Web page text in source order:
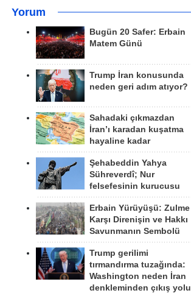
Yorum
Bugün 20 Safer: Erbain
Matem Günü
Trump İran konusunda
neden geri adım atıyor?
Sahadaki çıkmazdan
İran’ı karadan kuşatma
hayaline kadar
Şehabeddin Yahya
Sühreverdî; Nur
felsefesinin kurucusu
Erbain Yürüyüşü: Zulme
Karşı Direnişin ve Hakkı
Savunmanın Sembolü
Trump gerilimi
tırmandırma tuzağında:
Washington neden İran
denkleminden çıkış yolu